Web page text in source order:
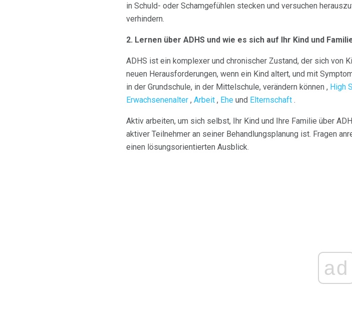
in Schuld- oder Schamgefühlen stecken und versuchen
verhindern.
2. Lernen über ADHS und wie es sich auf Ihr Kind und
ADHS ist ein komplexer und chronischer Zustand, der sich von
neuen Herausforderungen, wenn ein Kind altert, und mit
in der Grundschule, in der Mittelschule, verändern können , High
Erwachsenenalter , Arbeit , Ehe und Elternschaft .
Aktiv arbeiten, um sich selbst, Ihr Kind und Ihre Familie über
aktiver Teilnehmer an seiner Behandlungsplanung ist. Fragen
einen lösungsorientierten Ausblick.
ad